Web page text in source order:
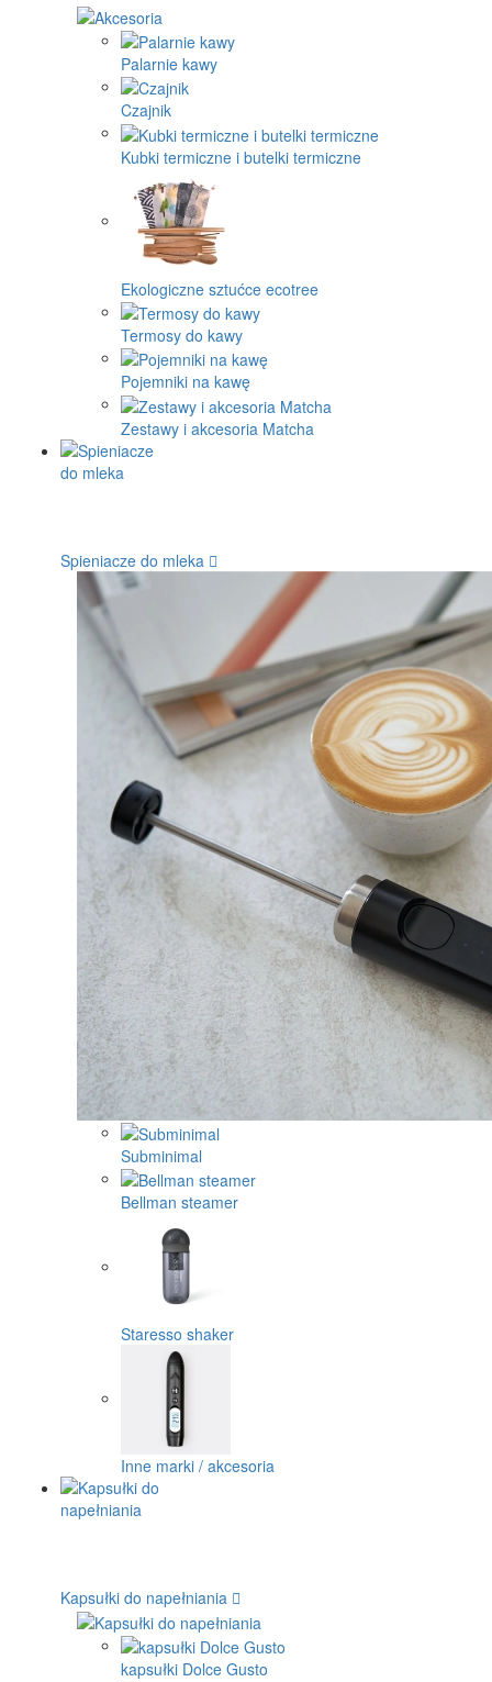
Palarnie kawy
Czajnik
Kubki termiczne i butelki termiczne
Ekologiczne sztućce ecotree
Termosy do kawy
Pojemniki na kawę
Zestawy i akcesoria Matcha
Spieniacze do mleka
Subminimal
Bellman steamer
Staresso shaker
Inne marki / akcesoria
Kapsułki do napełniania
kapsułki Dolce Gusto